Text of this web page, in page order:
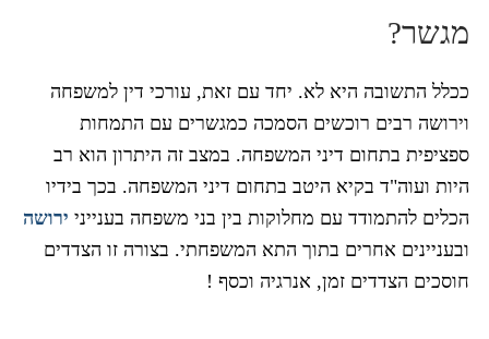
מגשר?
ככלל התשובה היא לא. יחד עם זאת, עורכי דין למשפחה
וירושה רבים רוכשים הסמכה כמגשרים עם התמחות
ספציפית בתחום דיני המשפחה. במצב זה היתרון הוא רב
היות ועוה"ד בקיא היטב בתחום דיני המשפחה. בכך בידיו
הכלים להתמודד עם מחלוקות בין בני משפחה בענייני ירושה
ובעניינים אחרים בתוך התא המשפחתי. בצורה זו הצדדים
חוסכים הצדדים זמן, אנרגיה וכסף !